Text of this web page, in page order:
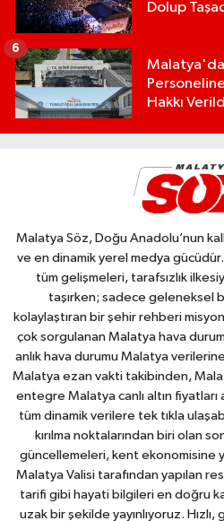
Dolup
Hakkı
6
Malatya Söz, Doğu Anadolu’nun
ve en dinamik yerel medya
tüm gelişmeleri, tarafsızlık
taşırken; sadece geleneksel
kolaylaştıran bir şehir rehberi
çok sorgulanan Malatya hava
anlık hava durumu Malatya
Malatya ezan vakti takibinden,
entegre Malatya canlı altın
tüm dinamik verilere tek tıkla
kırılma noktalarından biri olan
güncellemeleri, kent ekonomisine
Malatya Valisi tarafından yapılan
tarifi gibi hayati bilgileri en doğru
uzak bir şekilde yayınlıyoruz.